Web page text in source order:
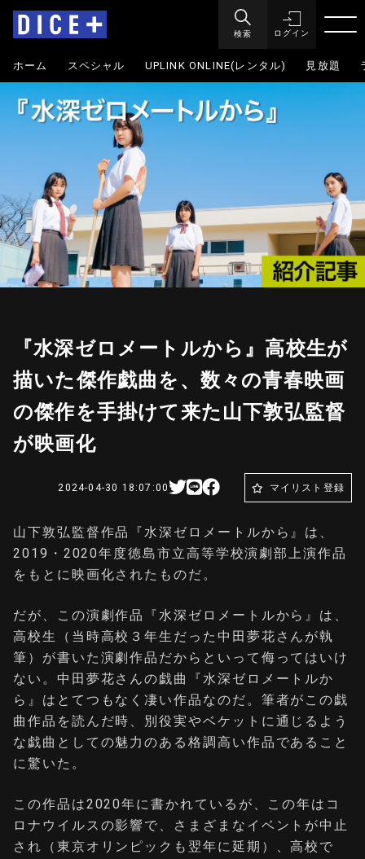
検索 ログイン
ホーム スペシャル UPLINK ONLINE(レンタル) 見放題
『水深ゼロメートルから』高校生が
描いた傑作戯曲を、数々の青春映画
の傑作を手掛けて来た山下敦弘監督
が映画化
2024-04-30 18:07:00 マイリスト登録
山下敦弘監督作品『水深ゼロメートルから』は、
2019・2020年度徳島市立高等学校演劇部上演作品
をもとに映画化されたものだ。
だが、この演劇作品『水深ゼロメートルから』は、
高校生（当時高校３年生だった中田夢花さんが執
筆）が書いた演劇作品だからといって侮ってはいけ
ない。中田夢花さんの戯曲『水深ゼロメートルか
ら』はとてつもなく凄い作品なのだ。筆者がこの戯
曲作品を読んだ時、別役実やベケットに通じるよう
な戯曲としての魅力のある格調高い作品であること
に驚いた。
この作品は2020年に書かれているが、この年はコ
ロナウイルスの影響で、さまざまなイベントが中止
され（東京オリンピックも翌年に延期）、高校で